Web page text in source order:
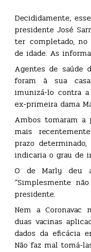
Decididamente,
presidente José
ter completado,
de idade. As
Agentes de saúde
foram à sua
imunizá-lo contra
ex-primeira dama
Ambos tomaram a
mais
prazo
indicaria o grau de
O de Marly deu
“Simplesmente
presidente.
Nem a Coronavac
duas vacinas
dados da eficácia
Não faz mal tomá-